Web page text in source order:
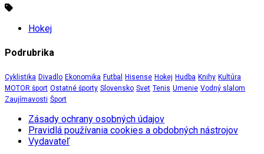
Hokej
Podrubrika
Cyklistika Divadlo Ekonomika Futbal Hisense Hokej Hudba Knihy Kultúra
MOTOR šport Ostatné športy Slovensko Svet Tenis Umenie Vodný slalom
Zaujímavosti Šport
Zásady ochrany osobných údajov
Pravidlá používania cookies a obdobných nástrojov
Vydavateľ